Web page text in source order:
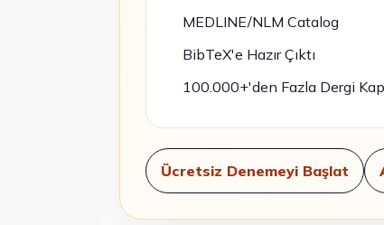
MEDLINE/NLM Catalog
BibTeX'e Hazır Çıktı
100.000+'den Fazla Dergi
Ücretsiz Denemeyi Başlat